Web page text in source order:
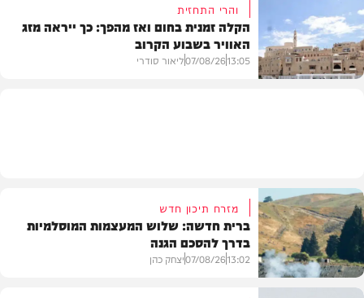
פוליטי
והרי התחזית
הקלה זמנית בחום ואז מהפך: כך ייראה מזג
האוויר בשבוע הקרוב
13:05
07/08/26ליאור סודרי
מזרח תיכון חדש
ברית חדשה: שלוש המעצמות המוסלמיות
בדרך להסכם הגנה
13:02
07/08/26יצחק כהן